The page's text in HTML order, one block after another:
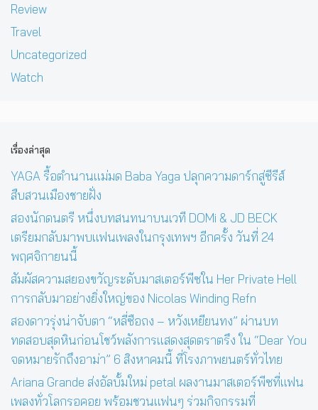
Review
Travel
Uncategorized
Watch
เรื่องล่าสุด
YAGA รื้อตำนานแม่มด Baba Yaga ปลุกความดาร์กสู่ซีรีส์
สืบสวนเมืองชายฝั่ง
สองนักดนตรี หนึ่งบทสนทนาบนเวที DOMi & JD BECK
เตรียมกลับมาพบแฟนเพลงในกรุงเทพฯ อีกครั้ง วันที่ 24
พฤศจิกายนนี้
สัมผัสความสยองขวัญระดับมาสเตอร์พีซใน Her Private Hell
การกลับมาอย่างยิ่งใหญ่ของ Nicolas Winding Refn
สองดาวรุ่งน่าจับตา “หลี่ซือถง – หวังเหยียนทง” ผ่านบท
ทดสอบสุดหินก่อนโชว์พลังการแสดงสุดตราตรึง ใน “Dear You
จดหมายรักถึงอาม่า” 6 สิงหาคมนี้ ที่โรงภาพยนตร์ทั่วไทย
Ariana Grande ส่งอัลบั้มใหม่ petal ผลงานมาสเตอร์พีซที่แฟน
เพลงทั่วโลกรอคอย พร้อมชวนแฟนๆ ร่วมกิจกรรมที่